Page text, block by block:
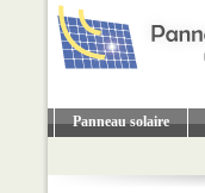
Panneau solaire